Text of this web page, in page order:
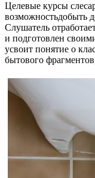
Целевые курсы
возможностьдобыть
Слушатель
и подготовлен
усвоит понятие о
бытового